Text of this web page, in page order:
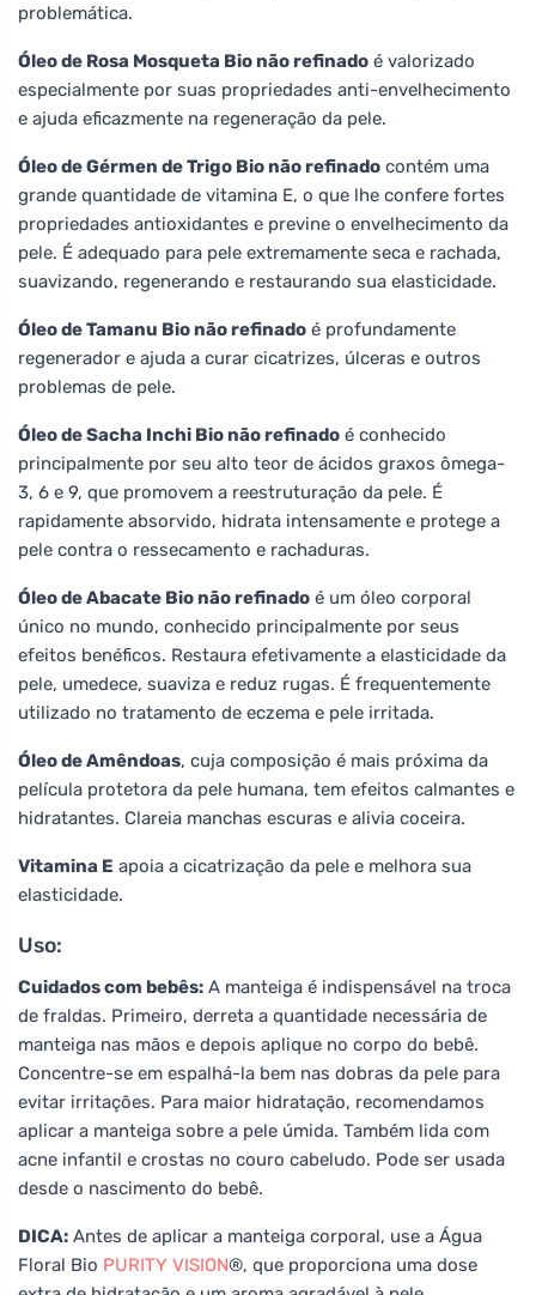
problemática.
Óleo de Rosa Mosqueta Bio não refinado é valorizado
especialmente por suas propriedades anti-envelhecimento
e ajuda eficazmente na regeneração da pele.
Óleo de Gérmen de Trigo Bio não refinado contém uma
grande quantidade de vitamina E, o que lhe confere fortes
propriedades antioxidantes e previne o envelhecimento da
pele. É adequado para pele extremamente seca e rachada,
suavizando, regenerando e restaurando sua elasticidade.
Óleo de Tamanu Bio não refinado é profundamente
regenerador e ajuda a curar cicatrizes, úlceras e outros
problemas de pele.
Óleo de Sacha Inchi Bio não refinado é conhecido
principalmente por seu alto teor de ácidos graxos ômega-
3, 6 e 9, que promovem a reestruturação da pele. É
rapidamente absorvido, hidrata intensamente e protege a
pele contra o ressecamento e rachaduras.
Óleo de Abacate Bio não refinado é um óleo corporal
único no mundo, conhecido principalmente por seus
efeitos benéficos. Restaura efetivamente a elasticidade da
pele, umedece, suaviza e reduz rugas. É frequentemente
utilizado no tratamento de eczema e pele irritada.
Óleo de Amêndoas, cuja composição é mais próxima da
película protetora da pele humana, tem efeitos calmantes e
hidratantes. Clareia manchas escuras e alivia coceira.
Vitamina E apoia a cicatrização da pele e melhora sua
elasticidade.
Uso:
Cuidados com bebês: A manteiga é indispensável na troca
de fraldas. Primeiro, derreta a quantidade necessária de
manteiga nas mãos e depois aplique no corpo do bebê.
Concentre-se em espalhá-la bem nas dobras da pele para
evitar irritações. Para maior hidratação, recomendamos
aplicar a manteiga sobre a pele úmida. Também lida com
acne infantil e crostas no couro cabeludo. Pode ser usada
desde o nascimento do bebê.
DICA: Antes de aplicar a manteiga corporal, use a Água
Floral Bio PURITY VISION®, que proporciona uma dose